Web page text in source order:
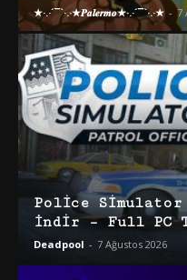
★·.·´¯`·.·★𝑷𝒂𝒍𝒆𝒓𝒎𝒐★·.·´¯`·.·★ - 7
Police
İndir – Full PC
Deadpool - 7 Ağustos 2026